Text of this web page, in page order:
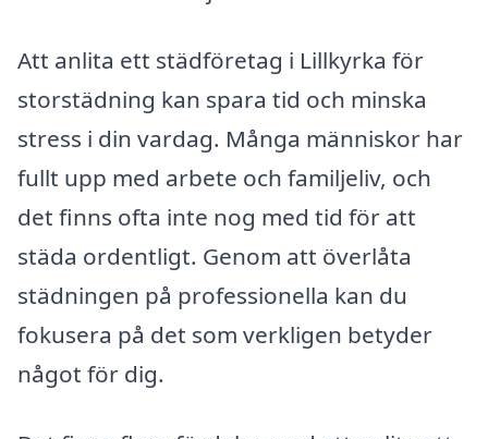
Att anlita ett städföretag i Lillkyrka för
storstädning kan spara tid och minska
stress i din vardag. Många människor har
fullt upp med arbete och familjeliv, och
det finns ofta inte nog med tid för att
städa ordentligt. Genom att överlåta
städningen på professionella kan du
fokusera på det som verkligen betyder
något för dig.